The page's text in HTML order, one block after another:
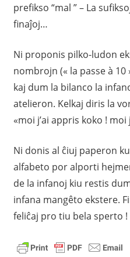
prefikso “mal ” – La
finaĵoj…
Ni proponis pilko-ludon
nombrojn (« la passe à
kaj dum la bilanco la
atelieron. Kelkaj diris la
«moi j’ai appris koko !
Ni donis al ĉiuj paperon
alfabeto por alporti
de la infanoj kiu restis
infana mangêto ekstere.
feliĉaj pro tiu bela sperto !